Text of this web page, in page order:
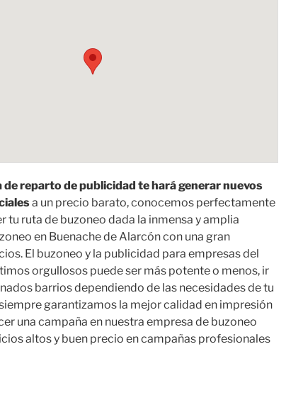
reparto de publicidad te hará generar nuevos
a un precio barato, conocemos perfectamente
tu ruta de buzoneo dada la inmensa y amplia
en Buenache de Alarcón con una gran
El buzoneo y la publicidad para empresas del
orgullosos puede ser más potente o menos, ir
barrios dependiendo de las necesidades de tu
garantizamos la mejor calidad en impresión
una campaña en nuestra empresa de buzoneo
altos y buen precio en campañas profesionales